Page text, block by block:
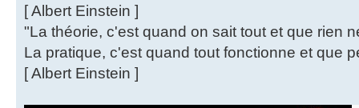
[ Albert Einstein ]
"La théorie, c'est quand on sait tout et que rien
La pratique, c'est quand tout fonctionne et que
[ Albert Einstein ]